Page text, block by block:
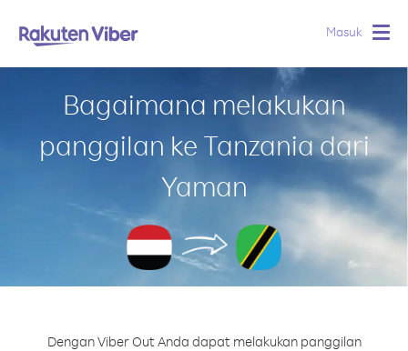
Masuk
Bagaimana melakukan
panggilan ke Tanzania dari
Yaman
Dengan Viber Out Anda dapat melakukan panggilan